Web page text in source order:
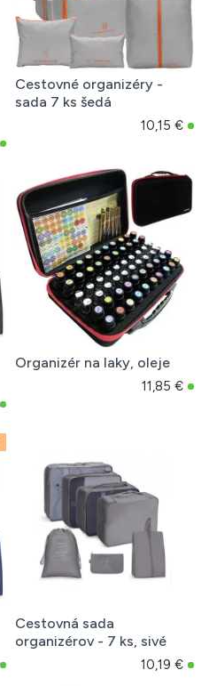
Cestovné organizéry -
sada 7 ks šedá
10,15 €
Organizér na laky, oleje
11,85 €
Cestovná sada
organizérov - 7 ks, sivé
10,19 €